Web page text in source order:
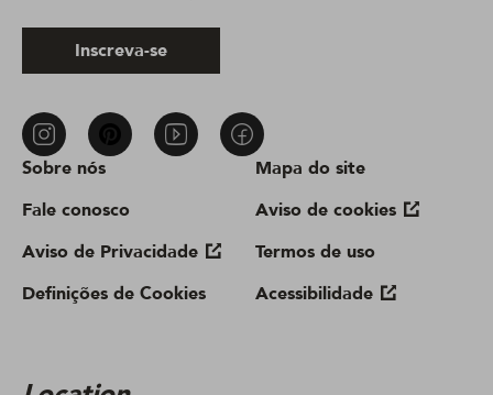
Sobre nós
Fale conosco
Aviso de Privacidade
Definições de Cookies
Mapa do site
Aviso de cookies
Termos de uso
Acessibilidade
Inscreva-se